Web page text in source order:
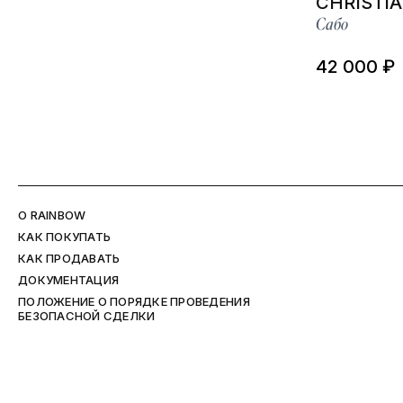
Сабо
42 000 ₽
O RAINBOW
КАК ПОКУПАТЬ
КАК ПРОДАВАТЬ
ДОКУМЕНТАЦИЯ
ПОЛОЖЕНИЕ О ПОРЯДКЕ ПРОВЕДЕНИЯ
БЕЗОПАСНОЙ СДЕЛКИ